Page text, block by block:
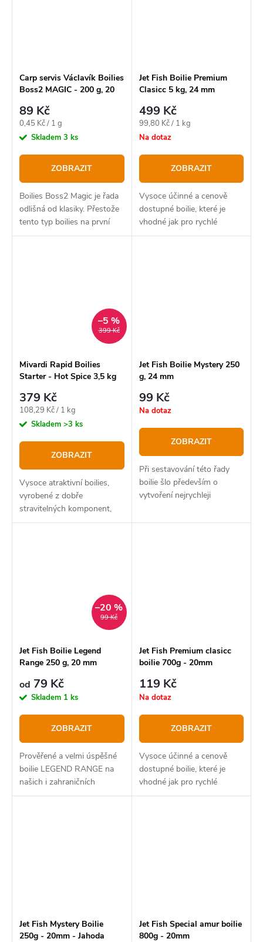
Carp servis Václavík Boilies
Boss2 MAGIC - 200 g, 20
89 Kč
Měrná
cena:
0,45 Kč / 1 g
Skladem 3 ks
ZOBRAZIT
Boilies Boss2 Magic je řada
odlišná od klasiky. Přestože
tento typ boilies na první
pohled budí dojem
Jet Fish Boilie Premium
Clasicc 5 kg, 24 mm
499 Kč
Měrná
cena:
99,80 Kč / 1 kg
Na dotaz
ZOBRAZIT
Vysoce účinné a cenově
dostupné boilie, které je
vhodné jak pro rychlé
chytání, tak i pro masivní
399 Kč
–5 %
Mivardi Rapid Boilies
Starter - Hot Spice 3,5 kg
379 Kč
Měrná
cena:
108,29 Kč / 1 kg
Skladem >3 ks
ZOBRAZIT
Vysoce atraktivní boilies,
vyrobené z dobře
stravitelných komponent,
ptačích zobů, rybích
Jet Fish Boilie Mystery 250
g, 24 mm
99 Kč
Na dotaz
ZOBRAZIT
Při sestavování této řady
boilie šlo především o
vytvoření nejrychleji
krátkodobý i střednědobý
99 Kč
–20 %
Jet Fish Boilie Legend
Range 250 g, 20 mm
od 79 Kč
Skladem 1 ks
ZOBRAZIT
Prověřené a velmi úspěšné
boilie LEGEND RANGE na
našich i zahraničních
vodách, nově v průměru 20
Jet Fish Premium clasicc
boilie 700g - 20mm
119 Kč
Na dotaz
ZOBRAZIT
Vysoce účinné a cenově
dostupné boilie, které je
vhodné jak pro rychlé
chytání, tak i pro masivní
Jet Fish Mystery Boilie
250g - 20mm - Jahoda
Jet Fish Special amur boilie
800g - 20mm